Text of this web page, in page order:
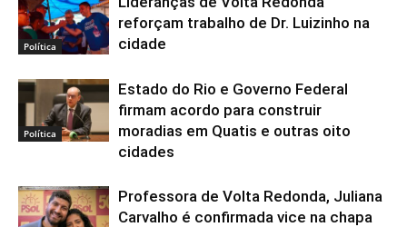
Política
reforçam trabalho de Dr. Luizinho na
cidade
Política
Estado do Rio e Governo Federal
firmam acordo para construir
moradias em Quatis e outras oito
cidades
Professora de Volta Redonda, Juliana
Carvalho é confirmada vice na chapa